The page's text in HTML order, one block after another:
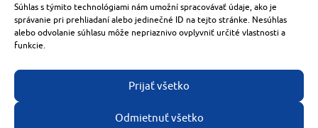
Súhlas s týmito technológiami nám umožní spracovávať údaje, ako je
správanie pri prehliadaní alebo jedinečné ID na tejto stránke. Nesúhlas
alebo odvolanie súhlasu môže nepriaznivo ovplyvniť určité vlastnosti a
funkcie.
Prijať všetko
Odmietnuť všetko